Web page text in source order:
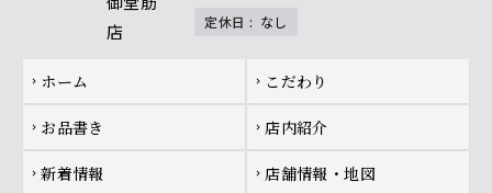
定休日 : なし
Footer navigation
chevron_right ホーム chevron_right こだわり
chevron_right お品書き chevron_right 店内紹介
chevron_right 新着情報 chevron_right 店舗情報・地図